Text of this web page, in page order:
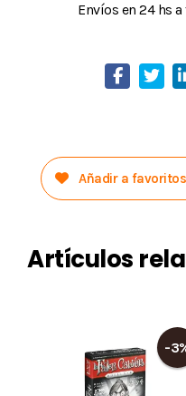
Envíos en 24 hs
Añadir a favoritos
Artículos
-